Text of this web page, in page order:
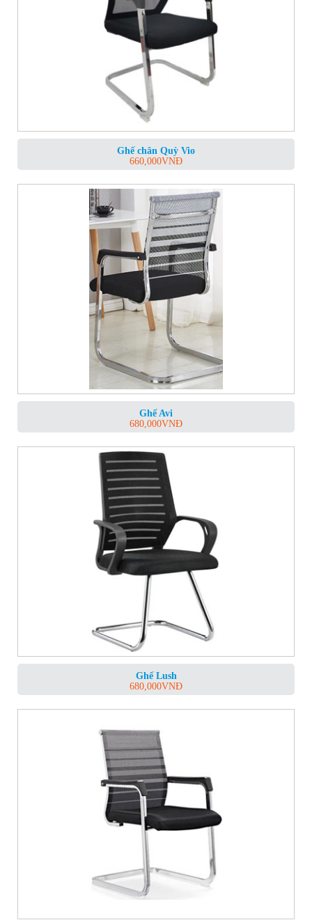
Ghế chân Quỳ Vio
660,000VNĐ
Ghế Avi
680,000VNĐ
Ghế Lush
680,000VNĐ